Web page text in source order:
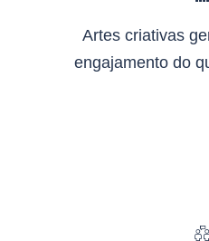
Artes criativas
engajamento do